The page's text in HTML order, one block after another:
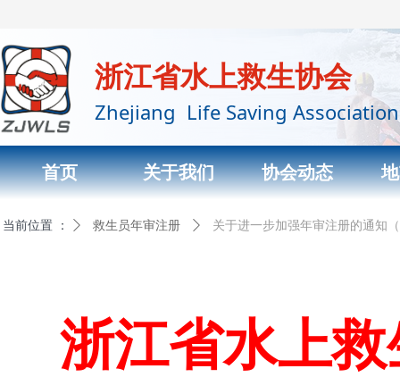
首页 关于我们 协会动态
浙江省水上救生协会
Zhejiang Life Saving Association
浙江省水上
首页标题 ꄲ 救生员年审注册 ꄲ 关于进一步加强年审注册的通知
当前位置 ：